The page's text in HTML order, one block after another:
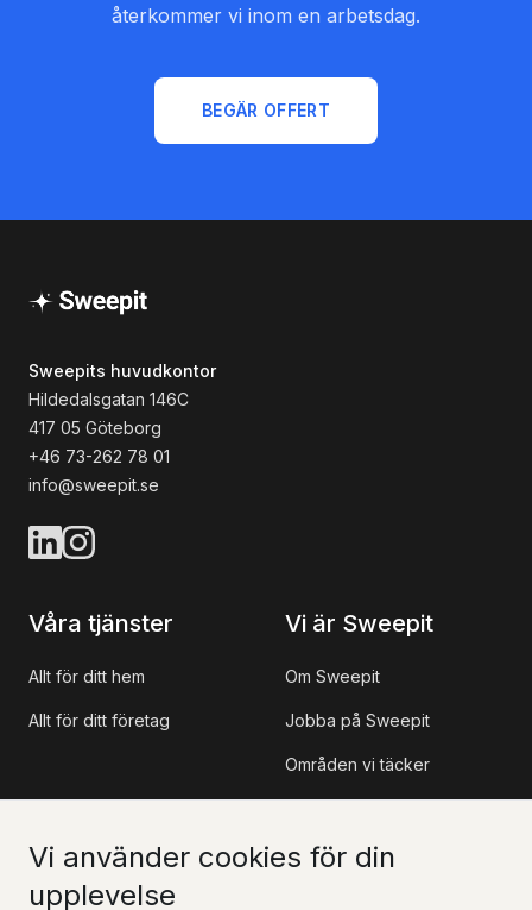
Vi använder cookies för din
upplevelse
återkommer vi inom en arbetsdag.
BEGÄR OFFERT
Sweepits huvudkontor
Hildedalsgatan 146C
417 05 Göteborg
+46 73-262 78 01
info@sweepit.se
Våra tjänster
Allt för ditt hem
Allt för ditt företag
Vi är Sweepit
Om Sweepit
Jobba på Sweepit
Områden vi täcker
Information Kontakt